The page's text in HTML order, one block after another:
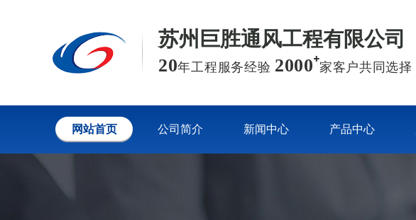
苏州巨胜通风工程有限公司
20年工程服务经验 2000 家客户共同选择
网站首页 公司简介 新闻中心 产品中心